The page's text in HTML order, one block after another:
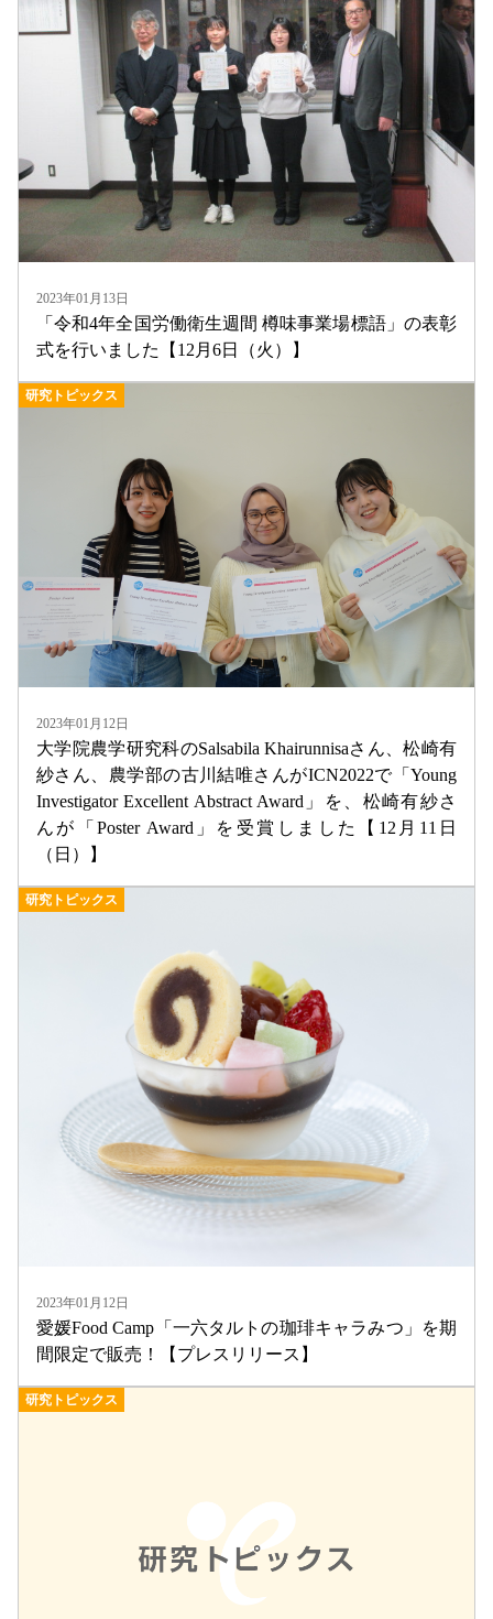
2023年01月13日
「令和4年全国労働衛生週間 樽味事業場標語」の表彰
式を行いました【12月6日（火）】
研究トピックス
2023年01月12日
大学院農学研究科のSalsabila Khairunnisaさん、松崎有
紗さん、農学部の古川結唯さんがICN2022で「Young
Investigator Excellent Abstract Award」を、松崎有紗さ
んが「Poster Award」を受賞しました【12月11日
（日）】
研究トピックス
2023年01月12日
愛媛Food Camp「一六タルトの珈琲キャラみつ」を期
間限定で販売！【プレスリリース】
研究トピックス